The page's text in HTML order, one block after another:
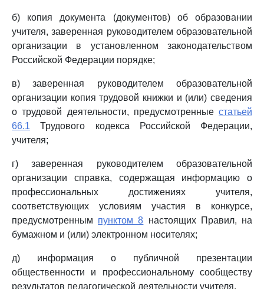
б) копия документа (документов) об образовании
учителя, заверенная руководителем образовательной
организации в установленном законодательством
Российской Федерации порядке;
в) заверенная руководителем образовательной
организации копия трудовой книжки и (или) сведения
о трудовой деятельности, предусмотренные статьей
66.1 Трудового кодекса Российской Федерации,
учителя;
г) заверенная руководителем образовательной
организации справка, содержащая информацию о
профессиональных достижениях учителя,
соответствующих условиям участия в конкурсе,
предусмотренным пунктом 8 настоящих Правил, на
бумажном и (или) электронном носителях;
д) информация о публичной презентации
общественности и профессиональному сообществу
результатов педагогической деятельности учителя.